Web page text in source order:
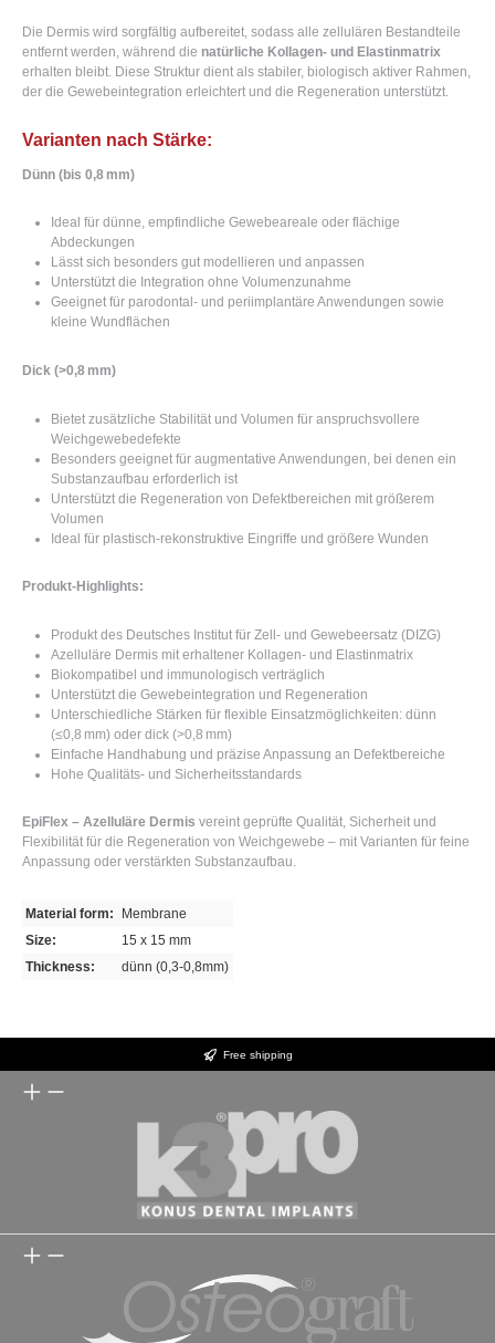
Die Dermis wird sorgfältig aufbereitet, sodass alle zellulären Bestandteile
entfernt werden, während die natürliche Kollagen- und Elastinmatrix
erhalten bleibt. Diese Struktur dient als stabiler, biologisch aktiver Rahmen,
der die Gewebeintegration erleichtert und die Regeneration unterstützt.
Varianten nach Stärke:
Dünn (bis 0,8 mm)
Ideal für dünne, empfindliche Gewebeareale oder flächige
Abdeckungen
Lässt sich besonders gut modellieren und anpassen
Unterstützt die Integration ohne Volumenzunahme
Geeignet für parodontal- und periimplantäre Anwendungen sowie
kleine Wundflächen
Dick (>0,8 mm)
Bietet zusätzliche Stabilität und Volumen für anspruchsvollere
Weichgewebedefekte
Besonders geeignet für augmentative Anwendungen, bei denen ein
Substanzaufbau erforderlich ist
Unterstützt die Regeneration von Defektbereichen mit größerem
Volumen
Ideal für plastisch-rekonstruktive Eingriffe und größere Wunden
Produkt-Highlights:
Produkt des Deutsches Institut für Zell- und Gewebeersatz (DIZG)
Azelluläre Dermis mit erhaltener Kollagen- und Elastinmatrix
Biokompatibel und immunologisch verträglich
Unterstützt die Gewebeintegration und Regeneration
Unterschiedliche Stärken für flexible Einsatzmöglichkeiten: dünn
(≤0,8 mm) oder dick (>0,8 mm)
Einfache Handhabung und präzise Anpassung an Defektbereiche
Hohe Qualitäts- und Sicherheitsstandards
EpiFlex – Azelluläre Dermis vereint geprüfte Qualität, Sicherheit und
Flexibilität für die Regeneration von Weichgewebe – mit Varianten für feine
Anpassung oder verstärkten Substanzaufbau.
Material form:
Membrane
Size:
15 x 15 mm
Thickness:
dünn (0,3-0,8mm)
Free shipping